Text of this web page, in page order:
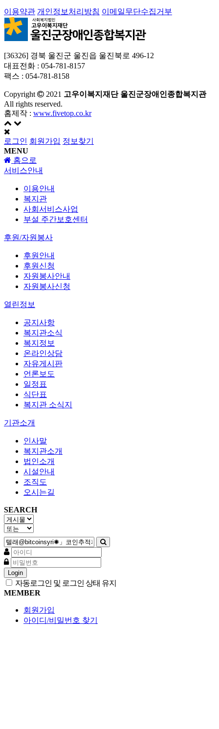
이용약관 개인정보처리방침 이메일무단수집거부
[36326] 경북 울진군 울진읍 울진북로 496-12
대표전화 : 054-781-8157
팩스 : 054-781-8158
Copyright 2021 고우이복지재단 울진군장애인종합복지관
All rights reserved.
홈제작 : www.fivetop.co.kr
로그인 회원가입 정보찾기
MENU
홈으로
서비스안내
이용안내
복지관
사회서비스사업
부설 주간보호센터
후원/자원봉사
후원안내
후원신청
자원봉사안내
자원봉사신청
열린정보
공지사항
복지관소식
복지정보
온라인상담
자유게시판
언론보도
일정표
식단표
복지관 소식지
기관소개
인사말
복지관소개
법인소개
시설안내
조직도
오시는길
SEARCH
Login
자동로그인 및 로그인 상태 유지
MEMBER
회원가입
아이디/비밀번호 찾기